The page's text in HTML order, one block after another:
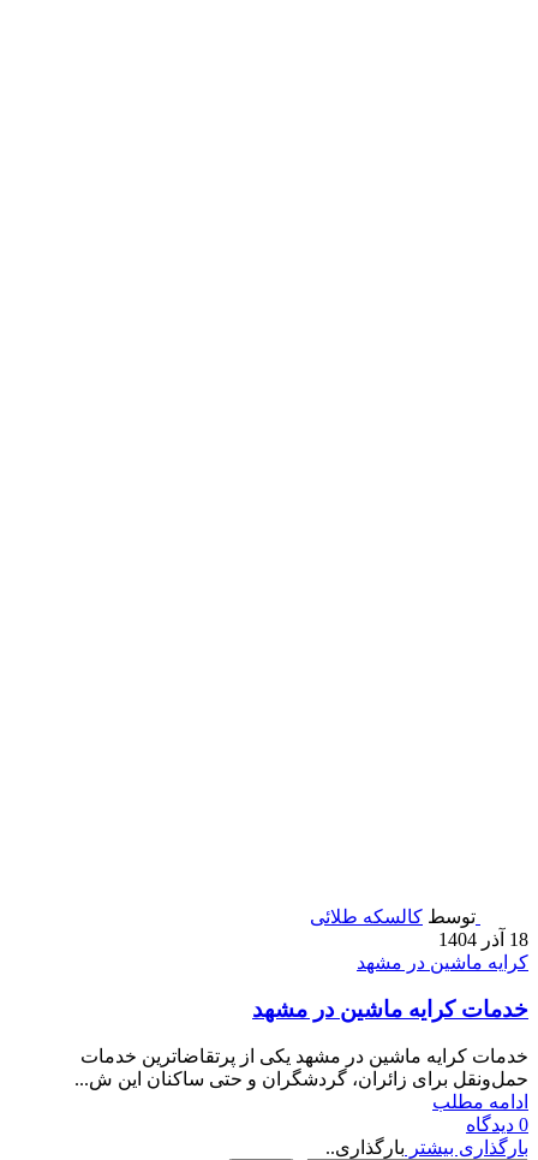
توسط کالسکه طلائی
18 آذر 1404
کرایه ماشین در مشهد
خدمات کرایه ماشین در مشهد
خدمات کرایه ماشین در مشهد یکی از پرتقاضاترین خدمات
حمل‌ونقل برای زائران، گردشگران و حتی ساکنان این ش...
ادامه مطلب
0 دیدگاه
بارگذاری بیشتر بارگذاری..